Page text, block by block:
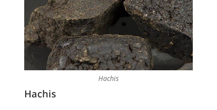
Hachis
Hachis